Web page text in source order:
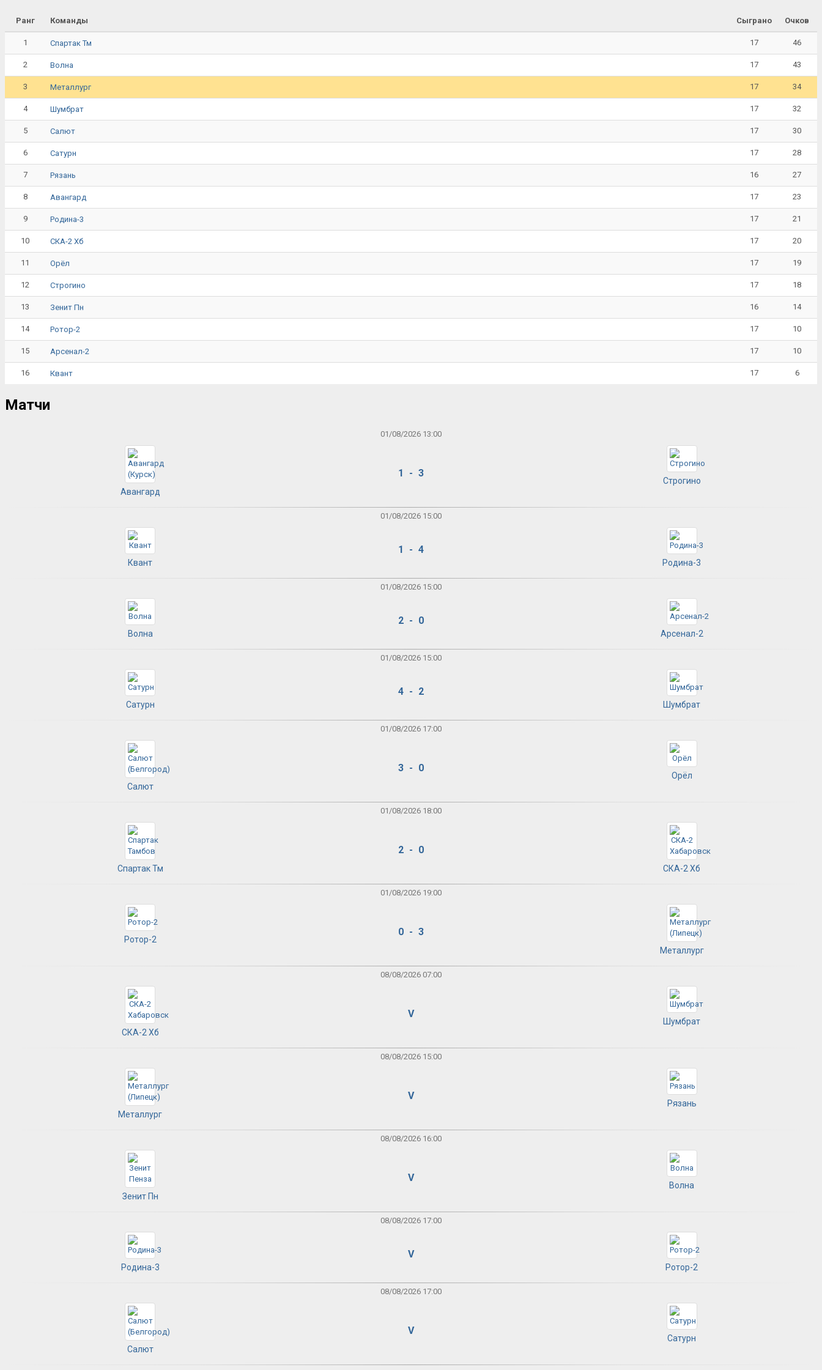
Ранг Команды Сыграно Очков
1 Спартак Тм 17 46
2 Волна 17 43
3 Металлург 17 34
4 Шумбрат 17 32
5 Салют 17 30
6 Сатурн 17 28
7 Рязань 16 27
8 Авангард 17 23
9 Родина-3 17 21
10 СКА-2 Хб 17 20
11 Орёл 17 19
12 Строгино 17 18
13 Зенит Пн 16 14
14 Ротор-2 17 10
15 Арсенал-2 17 10
16 Квант 17 6
Матчи
01/08/2026 13:00
Авангард
1 - 3
Строгино
01/08/2026 15:00
Квант
1 - 4
Родина-3
01/08/2026 15:00
Волна
2 - 0
Арсенал-2
01/08/2026 15:00
Сатурн
4 - 2
Шумбрат
01/08/2026 17:00
Салют
3 - 0
Орёл
01/08/2026 18:00
Спартак Тм
2 - 0
СКА-2 Хб
01/08/2026 19:00
Ротор-2
0 - 3
Металлург
08/08/2026 07:00
СКА-2 Хб
V
Шумбрат
08/08/2026 15:00
Металлург
V
Рязань
08/08/2026 16:00
Зенит Пн
V
Волна
08/08/2026 17:00
Родина-3
V
Ротор-2
08/08/2026 17:00
Салют
V
Сатурн